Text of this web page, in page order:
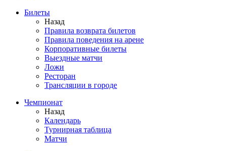
Билеты
Назад
Правила возврата билетов
Правила поведения на арене
Корпоративные билеты
Выездные матчи
Ложи
Ресторан
Трансляции в городе
Чемпионат
Назад
Календарь
Турнирная таблица
Матчи